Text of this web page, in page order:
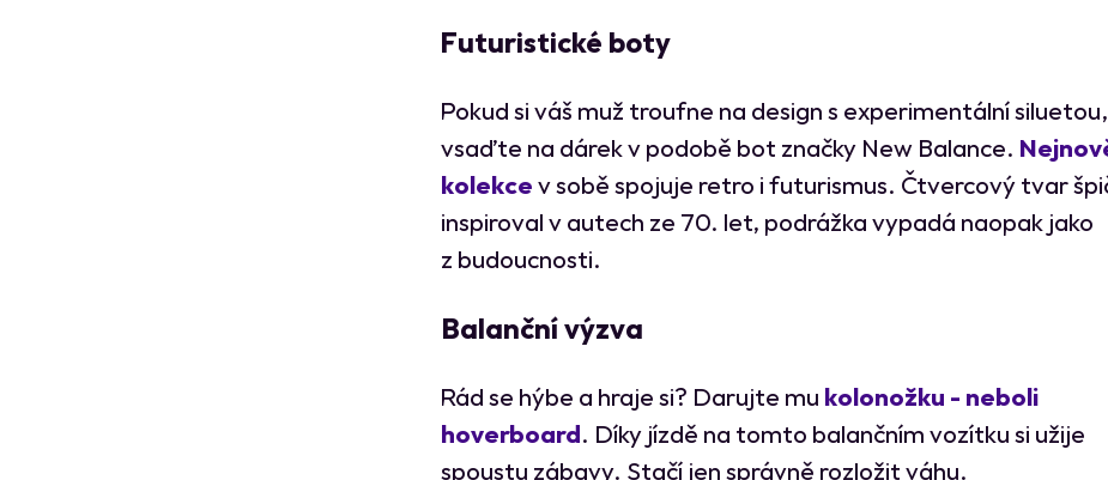
Futuristické boty
Pokud si váš muž troufne na design s experimentální siluetou,
vsaďte na dárek v podobě bot značky New Balance.
kolekcev sobě spojuje retro i futurismus. Čtvercový tvar
inspiroval v autech ze 70. let, podrážka vypadá naopak jako
z budoucnosti.
Balanční výzva
Rád se hýbe a hraje si? Darujte mu kolonožku - neboli
hoverboard. Díky jízdě na tomto balančním vozítku si užije
spoustu zábavy. Stačí jen správně rozložit váhu.